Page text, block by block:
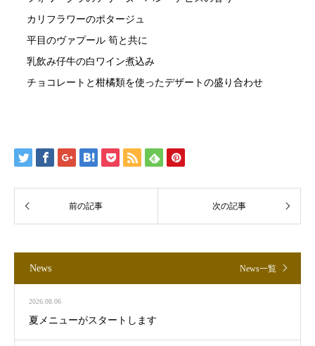
カリフラワーのポタージュ
平目のヴァプール 筍と共に
乳飲み仔牛の白ワイン煮込み
チョコレートと柑橘類を使ったデザートの盛り合わせ
News News一覧
2026.08.06
夏メニューがスタートします